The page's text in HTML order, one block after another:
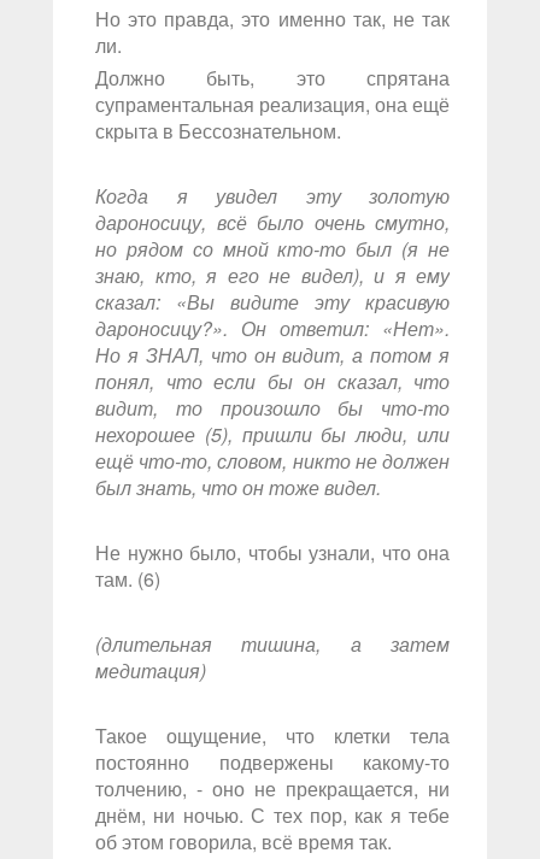
Но это правда, это именно так, не так
ли.
Должно быть, это спрятана
супраментальная реализация, она ещё
скрыта в Бессознательном.
Когда я увидел эту золотую
дароносицу, всё было очень смутно,
но рядом со мной кто-то был (я не
знаю, кто, я его не видел), и я ему
сказал: «Вы видите эту красивую
дароносицу?». Он ответил: «Нет».
Но я ЗНАЛ, что он видит, а потом я
понял, что если бы он сказал, что
видит, то произошло бы что-то
нехорошее (5), пришли бы люди, или
ещё что-то, словом, никто не должен
был знать, что он тоже видел.
Не нужно было, чтобы узнали, что она
там. (6)
(длительная тишина, а затем
медитация)
Такое ощущение, что клетки тела
постоянно подвержены какому-то
толчению, - оно не прекращается, ни
днём, ни ночью. С тех пор, как я тебе
об этом говорила, всё время так.